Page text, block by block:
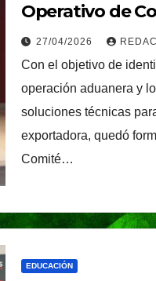
Operativo de
27/04/2026
Con el objetivo de
operación aduanera y
soluciones técnicas
exportadora, quedó
Comité…
EDUCACIÓN
NACIONAL
06/